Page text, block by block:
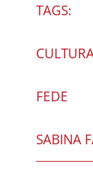
TAGS:
FEDE
SABINA